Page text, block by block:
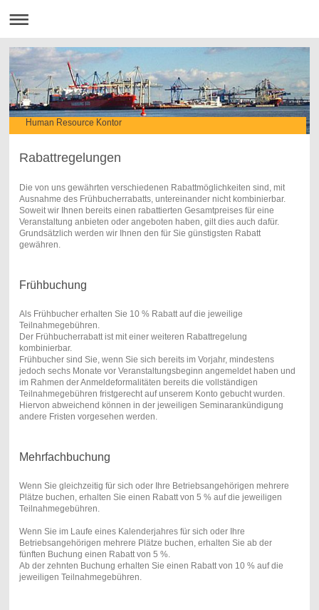
Human Resource Kontor
Rabattregelungen
Die von uns gewährten verschiedenen Rabattmöglichkeiten sind, mit
Ausnahme des Frühbucherrabatts, untereinander nicht kombinierbar.
Soweit wir Ihnen bereits einen rabattierten Gesamtpreises für eine
Veranstaltung anbieten oder angeboten haben, gilt dies auch dafür.
Grundsätzlich werden wir Ihnen den für Sie günstigsten Rabatt
gewähren.
Frühbuchung
Als Frühbucher erhalten Sie 10 % Rabatt auf die jeweilige
Teilnahmegebühren.
Der Frühbucherrabatt ist mit einer weiteren Rabattregelung
kombinierbar.
Frühbucher sind Sie, wenn Sie sich bereits im Vorjahr, mindestens
jedoch sechs Monate vor Veranstaltungsbeginn angemeldet haben und
im Rahmen der Anmeldeformalitäten bereits die vollständigen
Teilnahmegebühren fristgerecht auf unserem Konto gebucht wurden.
Hiervon abweichend können in der jeweiligen Seminarankündigung
andere Fristen vorgesehen werden.
Mehrfachbuchung
Wenn Sie gleichzeitig für sich oder Ihre Betriebsangehörigen mehrere
Plätze buchen, erhalten Sie einen Rabatt von 5 % auf die jeweiligen
Teilnahmegebühren.
Wenn Sie im Laufe eines Kalenderjahres für sich oder Ihre
Betriebsangehörigen mehrere Plätze buchen, erhalten Sie ab der
fünften Buchung einen Rabatt von 5 %.
Ab der zehnten Buchung erhalten Sie einen Rabatt von 10 % auf die
jeweiligen Teilnahmegebühren.